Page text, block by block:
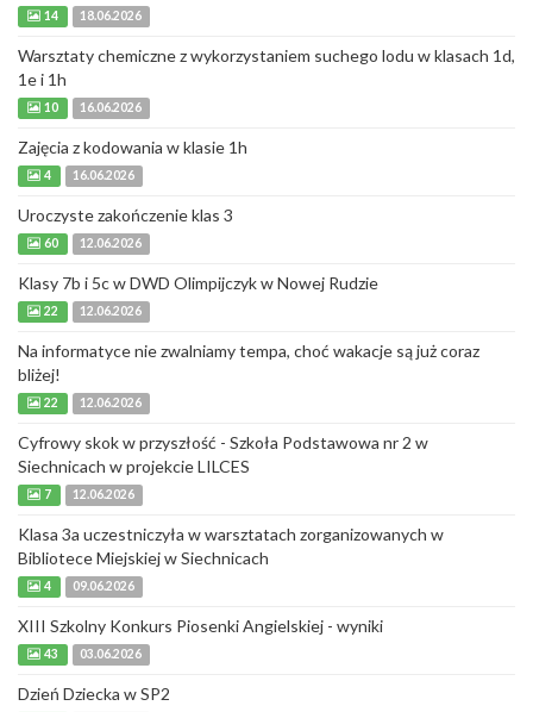
14 18.06.2026
Warsztaty chemiczne z wykorzystaniem suchego lodu w klasach 1d,
1e i 1h
10 16.06.2026
Zajęcia z kodowania w klasie 1h
4 16.06.2026
Uroczyste zakończenie klas 3
60 12.06.2026
Klasy 7b i 5c w DWD Olimpijczyk w Nowej Rudzie
22 12.06.2026
Na informatyce nie zwalniamy tempa, choć wakacje są już coraz
bliżej!
22 12.06.2026
Cyfrowy skok w przyszłość - Szkoła Podstawowa nr 2 w
Siechnicach w projekcie LILCES
7 12.06.2026
Klasa 3a uczestniczyła w warsztatach zorganizowanych w
Bibliotece Miejskiej w Siechnicach
4 09.06.2026
XIII Szkolny Konkurs Piosenki Angielskiej - wyniki
43 03.06.2026
Dzień Dziecka w SP2